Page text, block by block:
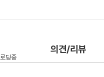
의견/리뷰